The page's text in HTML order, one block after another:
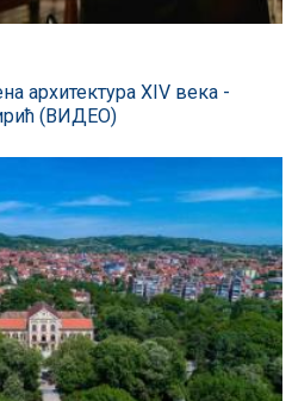
архитектура XIV века -
(ВИДЕО)